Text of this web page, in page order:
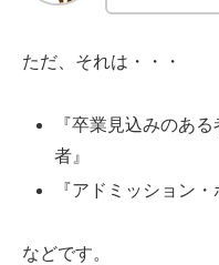
ただ、それは・・・
『卒業見込みのあ
者』
『アドミッション
などです。